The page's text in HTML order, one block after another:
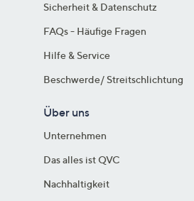
Sicherheit & Datenschutz
FAQs - Häufige Fragen
Hilfe & Service
Beschwerde/ Streitschlichtung
Über uns
Unternehmen
Das alles ist QVC
Nachhaltigkeit